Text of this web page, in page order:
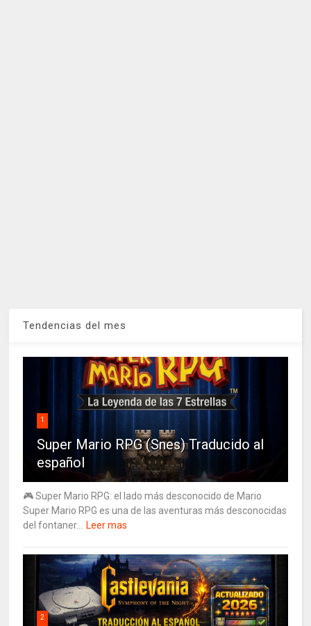
Tendencias del mes
1
Super Mario RPG (Snes) Traducido al
español
🎮 Super Mario RPG: el lado más desconocido de Mario
Super Mario RPG es una de las aventuras más desconocidas
del fontaner...
Leer mas
2